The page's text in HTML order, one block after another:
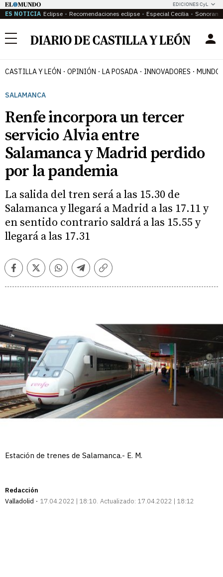
EDICIONES CyL
ES NOTICIA Eclipse Recomendaciones eclipse Especial Cecilia
Menú
CASTILLA Y LEÓN OPINIÓN LA POSADA INNOVADORES MUNDO
SALAMANCA
Renfe incorpora un tercer
servicio Alvia entre
Salamanca y Madrid perdido
por la pandemia
La salida del tren será a las 15.30 de
Salamanca y llegará a Madrid a las 17.11 y
en sentido contrario saldrá a las 15.55 y
llegará a las 17.31
FacebookTwitterWhatsappTelegramCopiar
Estación de trenes de Salamanca.- E. M.
Redacción
Valladolid
17.04.2022 | 18:10 Actualizado: 17.04.2022 | 18:12